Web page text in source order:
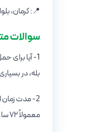
📍: کرمان،
سوالات
1- آیا برای حمل درونشهری به بارنامه نیاز است؟
بله، در
2- مدت زمان اعتبار مجوز حمل بار سنگین چقدر است؟
معمولاً ۷۲ ساعت تا ۱ هفته بسته به مسیر.